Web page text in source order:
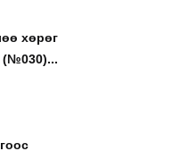
хөрөг
(№030)...